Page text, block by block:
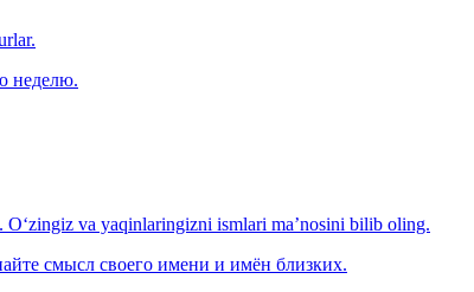
неделю.
va yaqinlaringizni ismlari ma’nosini bilib oling.
смысл своего имени и имён близких.